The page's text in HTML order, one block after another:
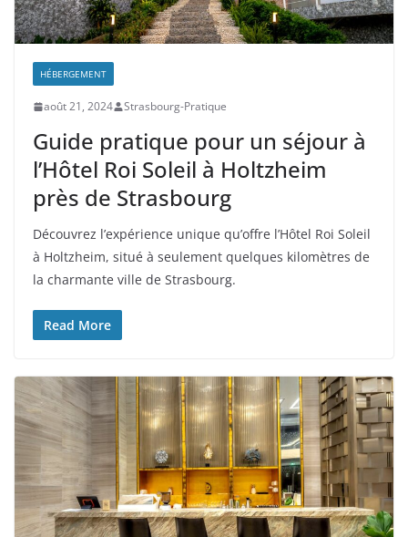
HÉBERGEMENT
août 21, 2024 Strasbourg-Pratique
Guide pratique pour un séjour à
l’Hôtel Roi Soleil à Holtzheim
près de Strasbourg
Découvrez l’expérience unique qu’offre l’Hôtel Roi Soleil
à Holtzheim, situé à seulement quelques kilomètres de
la charmante ville de Strasbourg.
Read More